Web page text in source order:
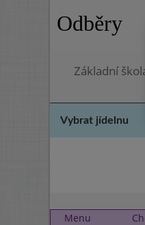
Odběry
Základní
Vybrat jídelnu
Menu